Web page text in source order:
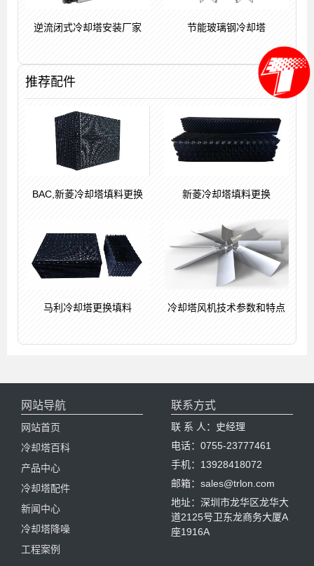
逆流闭式冷却塔安装厂家 节能玻璃钢冷却塔
推荐配件
BAC,新菱冷却塔填料更换 新菱冷却塔填料更换
马利冷却塔更换填料 冷却塔风机技术参数和特点
网站导航
网站首页
冷却塔百科
产品中心
冷却塔配件
新闻中心
冷却塔降噪
工程案例
联系方式
联 系 人：史经理
电话：0755-23777461
手机：13928418072
邮箱：sales@trlon.com
地址：深圳市龙华区龙华大
道2125号卫东龙商务大厦A
座1916A